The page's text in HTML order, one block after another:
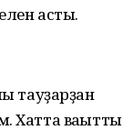
асты.
тауҙарҙан
Хатта ваҡытты